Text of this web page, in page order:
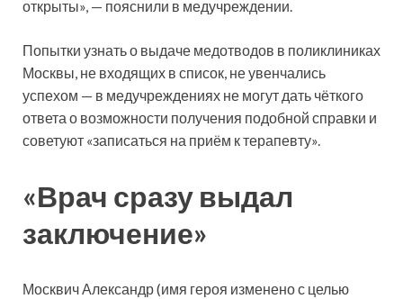
открыты», — пояснили в медучреждении.
Попытки узнать о выдаче медотводов в поликлиниках
Москвы, не входящих в список, не увенчались
успехом — в медучреждениях не могут дать чёткого
ответа о возможности получения подобной справки и
советуют «записаться на приём к терапевту».
«Врач сразу выдал
заключение»
Москвич Александр (имя героя изменено с целью